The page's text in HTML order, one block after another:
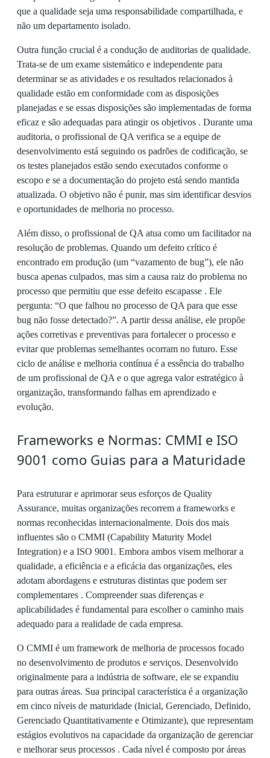
que a qualidade seja uma responsabilidade compartilhada, e
não um departamento isolado.
Outra função crucial é a condução de auditorias de qualidade.
Trata-se de um exame sistemático e independente para
determinar se as atividades e os resultados relacionados à
qualidade estão em conformidade com as disposições
planejadas e se essas disposições são implementadas de forma
eficaz e são adequadas para atingir os objetivos . Durante uma
auditoria, o profissional de QA verifica se a equipe de
desenvolvimento está seguindo os padrões de codificação, se
os testes planejados estão sendo executados conforme o
escopo e se a documentação do projeto está sendo mantida
atualizada. O objetivo não é punir, mas sim identificar desvios
e oportunidades de melhoria no processo.
Além disso, o profissional de QA atua como um facilitador na
resolução de problemas. Quando um defeito crítico é
encontrado em produção (um “vazamento de bug”), ele não
busca apenas culpados, mas sim a causa raiz do problema no
processo que permitiu que esse defeito escapasse . Ele
pergunta: “O que falhou no processo de QA para que esse
bug não fosse detectado?”. A partir dessa análise, ele propõe
ações corretivas e preventivas para fortalecer o processo e
evitar que problemas semelhantes ocorram no futuro. Esse
ciclo de análise e melhoria contínua é a essência do trabalho
de um profissional de QA e o que agrega valor estratégico à
organização, transformando falhas em aprendizado e
evolução.
Frameworks e Normas: CMMI e ISO
9001 como Guias para a Maturidade
Para estruturar e aprimorar seus esforços de Quality
Assurance, muitas organizações recorrem a frameworks e
normas reconhecidas internacionalmente. Dois dos mais
influentes são o CMMI (Capability Maturity Model
Integration) e a ISO 9001. Embora ambos visem melhorar a
qualidade, a eficiência e a eficácia das organizações, eles
adotam abordagens e estruturas distintas que podem ser
complementares . Compreender suas diferenças e
aplicabilidades é fundamental para escolher o caminho mais
adequado para a realidade de cada empresa.
O CMMI é um framework de melhoria de processos focado
no desenvolvimento de produtos e serviços. Desenvolvido
originalmente para a indústria de software, ele se expandiu
para outras áreas. Sua principal característica é a organização
em cinco níveis de maturidade (Inicial, Gerenciado, Definido,
Gerenciado Quantitativamente e Otimizante), que representam
estágios evolutivos na capacidade da organização de gerenciar
e melhorar seus processos . Cada nível é composto por áreas